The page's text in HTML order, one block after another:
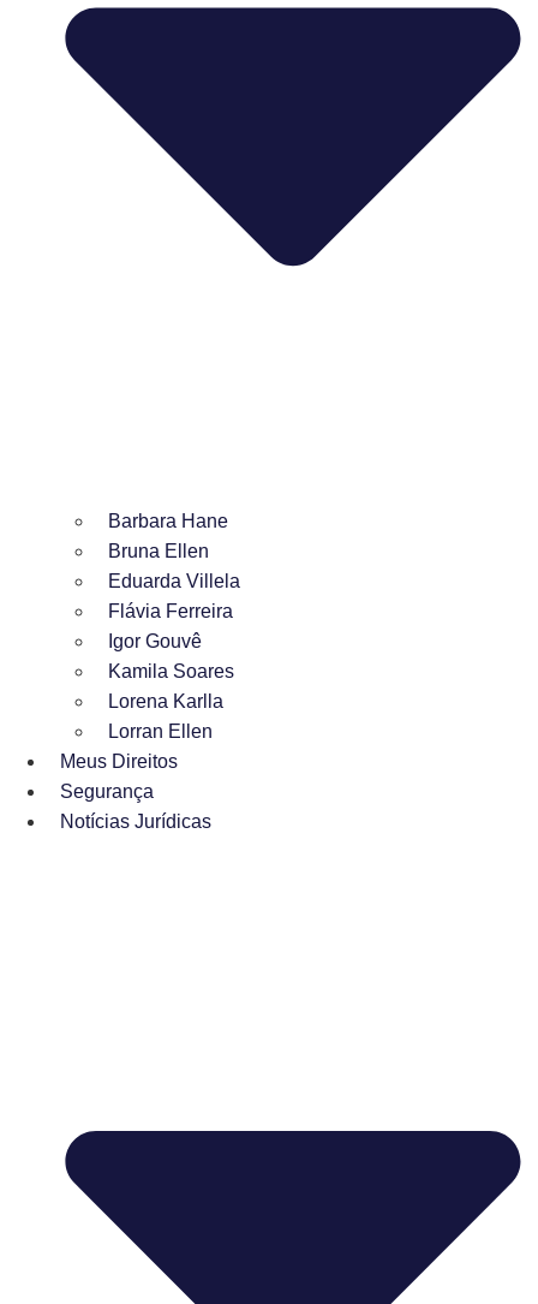
Barbara Hane
Bruna Ellen
Eduarda Villela
Flávia Ferreira
Igor Gouvê
Kamila Soares
Lorena Karlla
Lorran Ellen
Meus Direitos
Segurança
Notícias Jurídicas